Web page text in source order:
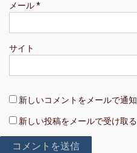
メール*
サイト
新しいコメントをメールで通知
新しい投稿をメールで受け取る